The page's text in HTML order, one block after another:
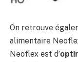
On retrouve
alimentaire
Neoflex est d’